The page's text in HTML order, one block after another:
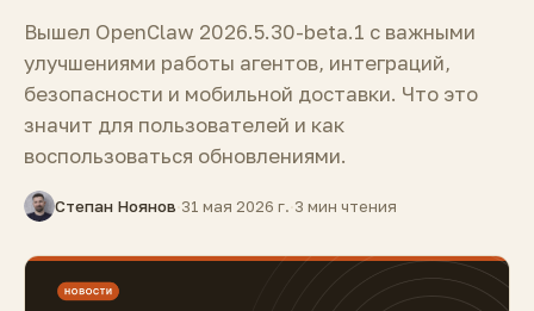
Вышел OpenClaw 2026.5.30-beta.1 с важными
улучшениями работы агентов, интеграций,
безопасности и мобильной доставки. Что это
значит для пользователей и как
воспользоваться обновлениями.
Степан Ноянов·31 мая 2026 г.·3 мин чтения